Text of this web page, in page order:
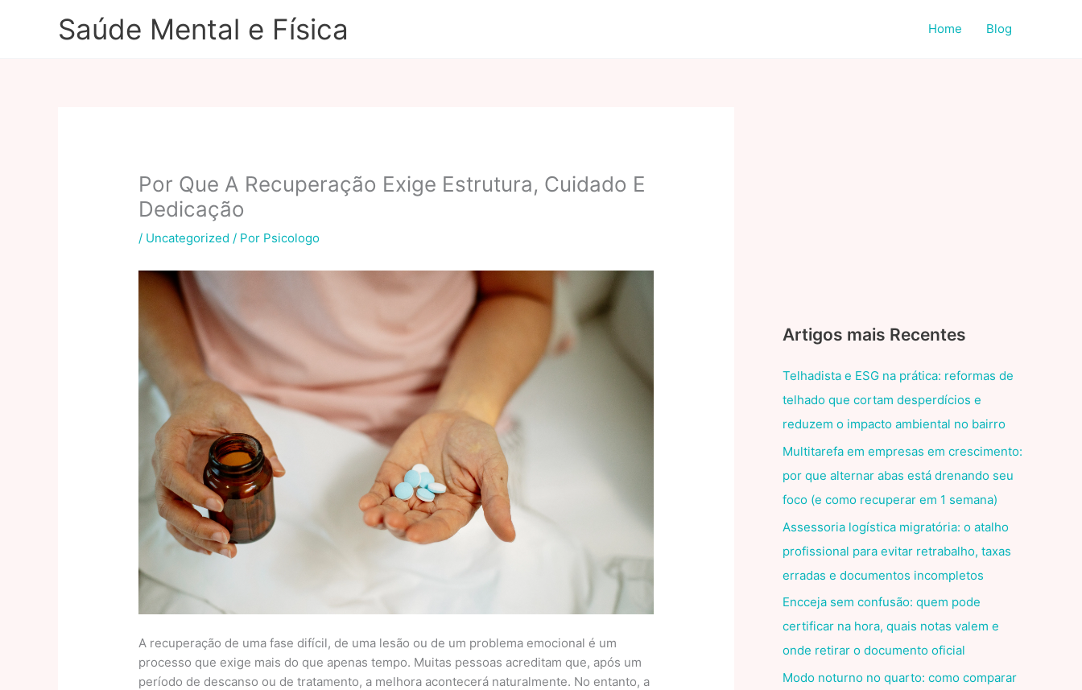
Saúde Mental e Física Home Blog
Por Que A Recuperação Exige Estrutura, Cuidado E
Dedicação
/ Uncategorized / Por Psicologo
A recuperação de uma fase difícil, de uma lesão ou de um problema emocional é um
processo que exige mais do que apenas tempo. Muitas pessoas acreditam que, após um
período de descanso ou de tratamento, a melhora acontecerá naturalmente. No entanto, a
Artigos mais Recentes
Telhadista e ESG na prática: reformas de
telhado que cortam desperdícios e
reduzem o impacto ambiental no bairro
Multitarefa em empresas em crescimento:
por que alternar abas está drenando seu
foco (e como recuperar em 1 semana)
Assessoria logística migratória: o atalho
profissional para evitar retrabalho, taxas
erradas e documentos incompletos
Encceja sem confusão: quem pode
certificar na hora, quais notas valem e
onde retirar o documento oficial
Modo noturno no quarto: como comparar